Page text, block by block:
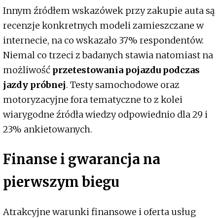
Innym źródłem wskazówek przy zakupie auta są
recenzje konkretnych modeli zamieszczane w
internecie, na co wskazało 37% respondentów.
Niemal co trzeci z badanych stawia natomiast na
możliwość przetestowania pojazdu podczas
jazdy próbnej. Testy samochodowe oraz
motoryzacyjne fora tematyczne to z kolei
wiarygodne źródła wiedzy odpowiednio dla 29 i
23% ankietowanych.
Finanse i gwarancja na
pierwszym biegu
Atrakcyjne warunki finansowe i oferta usług